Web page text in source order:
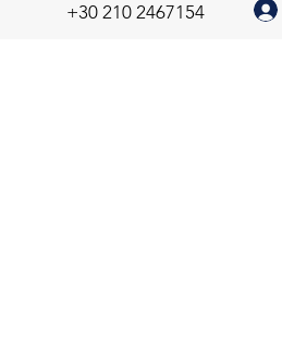
+30 210 2467154